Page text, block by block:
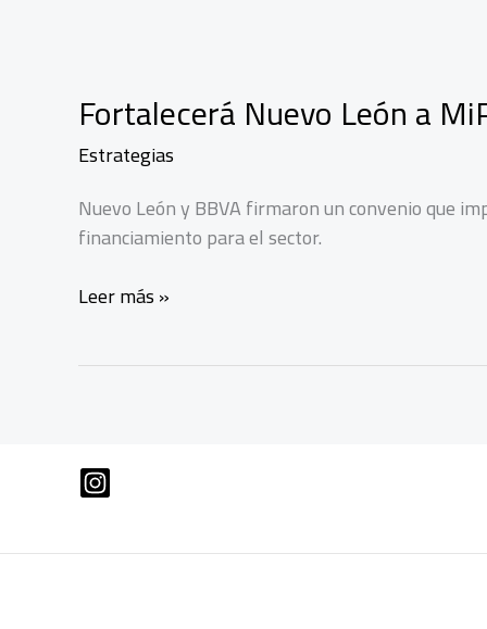
Fortalecerá Nuevo León a
Estrategias
Nuevo León y BBVA firmaron un convenio que
financiamiento para el sector.
Fortalecerá
Leer más »